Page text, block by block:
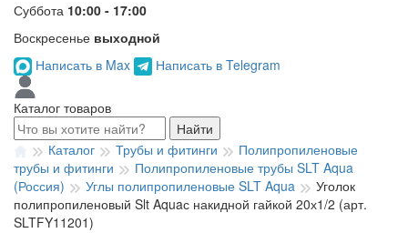
Суббота 10:00 - 17:00
Воскресенье выходной
Написать в Max
Написать в Telegram
Каталог товаров
Найти
Каталог
Трубы и фитинги
Полипропиленовые
трубы и фитинги
Полипропиленовые трубы SLT Aqua
(Россия)
Углы полипропиленовые SLT Aqua
Уголок
полипропиленовый Slt Aquaс накидной гайкой 20х1/2 (арт.
SLTFY11201)